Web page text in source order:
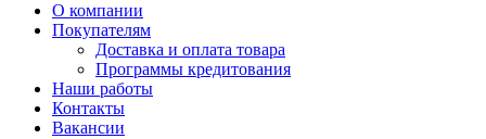
О компании
Покупателям
Доставка и оплата товара
Программы кредитования
Наши работы
Контакты
Вакансии